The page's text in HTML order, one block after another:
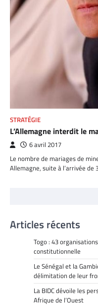
STRATÉGIE
L’Allemagne interdit le
6 avril 2017
Le nombre de mariages de
Allemagne, suite à l’arrivée
Articles récents
Togo : 43
constitutionnelle
Le Sénégal et la
délimitation de leur
La BIDC dévoile les
Afrique de l’Ouest